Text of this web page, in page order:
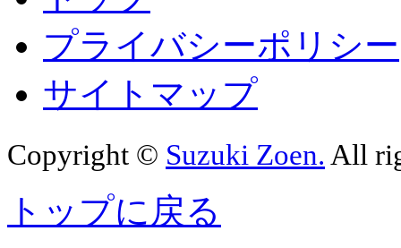
プライバシーポリシー
サイトマップ
Copyright © Suzuki Zoen. All
トップに戻る